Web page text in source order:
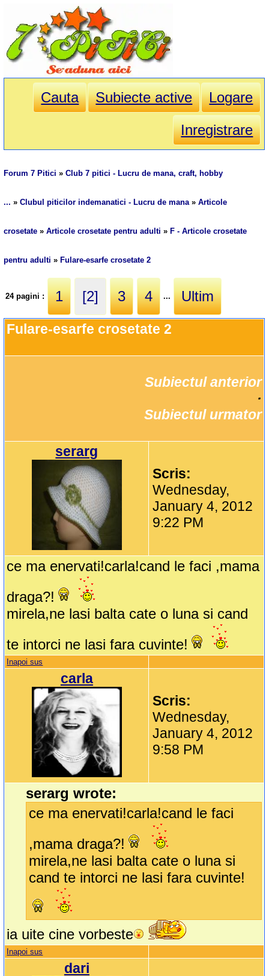
Cauta Subiecte active
Logare
Inregistrare
Forum 7 Pitici »Club 7 pitici - Lucru de mana, craft, hobby
... »Clubul piticilor indemanatici - Lucru de mana»Articole
crosetate »Articole crosetate pentru adulti » F - Articole crosetate
pentru adulti » Fulare-esarfe crosetate 2
24 pagini : 1 [2] 3 4 ... Ultim
Fulare-esarfe crosetate 2
Subiectul anterior
Subiectul urmator
serarg
Scris:
Wednesday,
January 4, 2012
9:22 PM
ce ma enervati!carla!cand le faci ,mama
draga?!
mirela,ne lasi balta cate o luna si cand
te intorci ne lasi fara cuvinte!
Inapoi sus
carla
Scris:
Wednesday,
January 4, 2012
9:58 PM
serarg wrote:
ce ma enervati!carla!cand le faci
,mama draga?!
mirela,ne lasi balta cate o luna si
cand te intorci ne lasi fara cuvinte!
ia uite cine vorbeste
Inapoi sus
dari